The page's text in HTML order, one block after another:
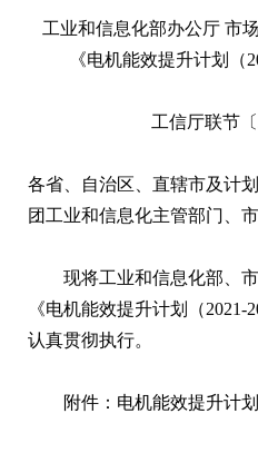
工业和信息化部办公厅 市
《电机能效提升计划（
工信厅联节
各省、自治区、直辖市及计
团工业和信息化主管部门、
现将工业和信息化部、
《电机能效提升计划（
认真贯彻执行。
附件：电机能效提升计